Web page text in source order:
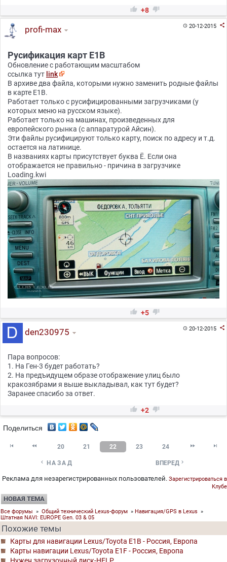
 +8 
20-12-2015 
profi-max
Русификация карт E1B
Обновление с работающим масштабом
ссылка тут link
В архиве два файла, которыми нужно заменить родные файлы
в карте Е1В.
Работает только с русифицированными загрузчиками (у
которых меню на русском языке).
Работает только на машинах, произведенных для
европейского рынка (с аппаратурой Айсин).
Эти файлы русифицируют только карту, поиск по адресу и т.д.
остается на латинице.
В названиях карты присутствует буква Ё. Если она
отображается не правильно - причина в загрузчике
Loading.kwi
 +5 
20-12-2015 
den230975
Пара вопросов:
1. На Ген-3 будет работать?
2. На предъидущем образе отображение улиц было
кракозябрами я выше выкладывал, как тут будет?
Заранее спасибо за ответ.
 +2 
Поделиться
  20 21 22 23 24  
 НАЗАД ВПЕРЕД 
Реклама для незарегистрированных пользователей. Зарегистрироваться в
Клубе
НОВАЯ ТЕМА
Все форумы » Общий технический Lexus-форум » Навигация/GPS в Lexus »
Штатная NAVI: EUROPE Gen. 03 & 05
Похожие темы
Карты для навигации Lexus/Toyota Е1В - Россия, Европа
Карты навигации Lexus/Toyota Е1F - Россия, Европа
Нужен загрузочный диск-HELP...